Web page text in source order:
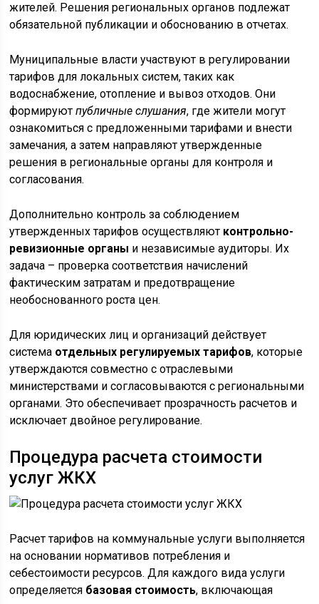
жителей. Решения региональных органов подлежат
обязательной публикации и обоснованию в отчетах.
Муниципальные власти участвуют в регулировании
тарифов для локальных систем, таких как
водоснабжение, отопление и вывоз отходов. Они
формируютпубличные слушания, где жители могут
ознакомиться с предложенными тарифами и внести
замечания, а затем направляют утвержденные
решения в региональные органы для контроля и
согласования.
Дополнительно контроль за соблюдением
утвержденных тарифов осуществляют контрольно-
ревизионные органы и независимые аудиторы. Их
задача – проверка соответствия начислений
фактическим затратам и предотвращение
необоснованного роста цен.
Для юридических лиц и организаций действует
система отдельных регулируемых тарифов, которые
утверждаются совместно с отраслевыми
министерствами и согласовываются с региональными
органами. Это обеспечивает прозрачность расчетов и
исключает двойное регулирование.
Процедура расчета стоимости
услуг ЖКХ
Расчет тарифов на коммунальные услуги выполняется
на основании нормативов потребления и
себестоимости ресурсов. Для каждого вида услуги
определяется базовая стоимость, включающая